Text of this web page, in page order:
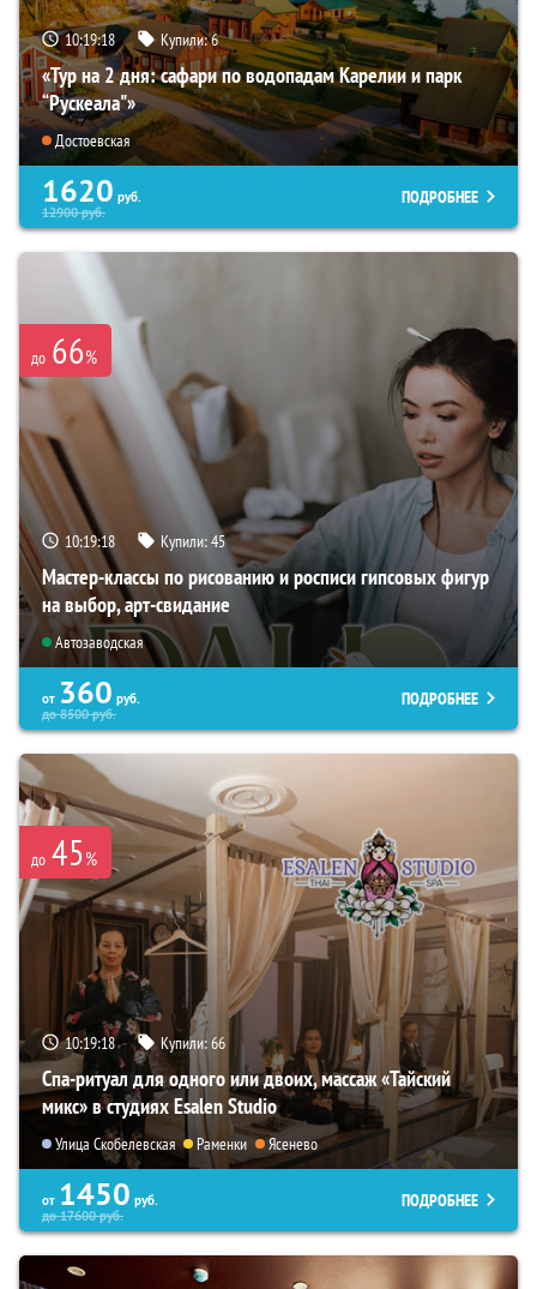
10:19:17 Купили:6
«Тур на 2 дня: сафари по водопадам Карелии и парк
“Рускеала"»
Достоевская
1620 руб.
12900руб.
ПОДРОБНЕЕ
до 66%
10:19:17 Купили:45
Мастер-классы по рисованию и росписи гипсовых фигур
на выбор, арт-свидание
Автозаводская
от 360 руб.
до8500руб.
ПОДРОБНЕЕ
до 45%
10:19:17 Купили:66
Спа-ритуал для одного или двоих, массаж «Тайский
микс» в студиях Esalen Studio
Улица Скобелевская Раменки Ясенево
от 1450 руб.
до17600руб.
ПОДРОБНЕЕ